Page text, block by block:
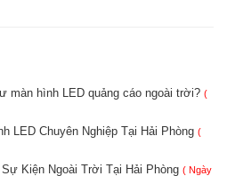
màn hình LED quảng cáo ngoài trời? (
LED Chuyên Nghiệp Tại Hải Phòng (
Kiện Ngoài Trời Tại Hải Phòng ( Ngày